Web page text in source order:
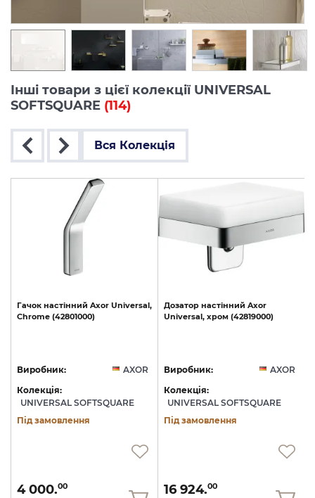
Інші товари з цієї колекції UNIVERSAL
SOFTSQUARE (114)
Вся Колекція
Гачок настінний Axor Universal,
Chrome (42801000)
Виробник:
AXOR
Колекція:
UNIVERSAL SOFTSQUARE
Під замовлення
4 000.00
Дозатор настінний Axor
Universal, хром (42819000)
Виробник:
AXOR
Колекція:
UNIVERSAL SOFTSQUARE
Під замовлення
16 924.00